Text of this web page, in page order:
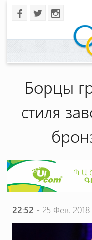
b a x
Борцы
стиля
22:52 - 25 Фев, 2018